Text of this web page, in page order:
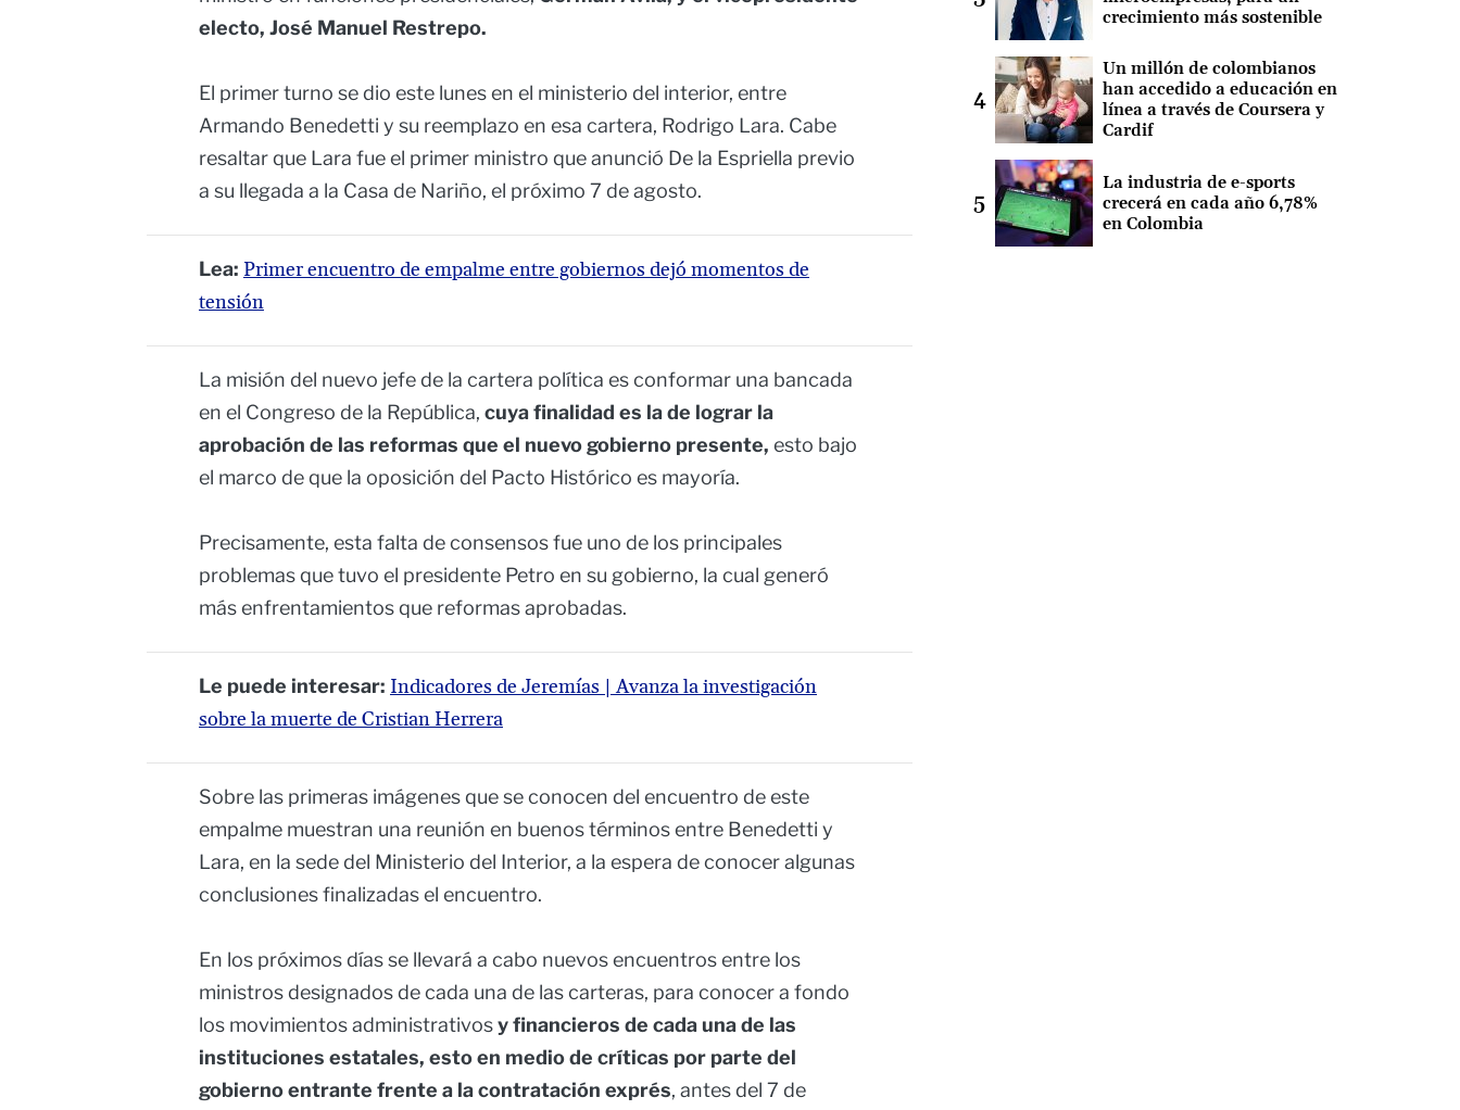
electo, José Manuel Restrepo.
El primer turno se dio este lunes en el ministerio del interior, entre
Armando Benedetti y su reemplazo en esa cartera, Rodrigo Lara. Cabe
resaltar que Lara fue el primer ministro que anunció De la Espriella previo
a su llegada a la Casa de Nariño, el próximo 7 de agosto.
Lea: Primer encuentro de empalme entre gobiernos dejó momentos de
tensión
La misión del nuevo jefe de la cartera política es conformar una bancada
en el Congreso de la República, cuya finalidad es la de lograr la
aprobación de las reformas que el nuevo gobierno presente, esto bajo
el marco de que la oposición del Pacto Histórico es mayoría.
Precisamente, esta falta de consensos fue uno de los principales
problemas que tuvo el presidente Petro en su gobierno, la cual generó
más enfrentamientos que reformas aprobadas.
Le puede interesar: Indicadores de Jeremías | Avanza la investigación
sobre la muerte de Cristian Herrera
Sobre las primeras imágenes que se conocen del encuentro de este
empalme muestran una reunión en buenos términos entre Benedetti y
Lara, en la sede del Ministerio del Interior, a la espera de conocer algunas
conclusiones finalizadas el encuentro.
En los próximos días se llevará a cabo nuevos encuentros entre los
ministros designados de cada una de las carteras, para conocer a fondo
los movimientos administrativosy financieros de cada una de las
instituciones estatales, esto en medio de críticas por parte del
gobierno entrante frente a la contratación exprés, antes del 7 de
crecimiento más sostenible
Un millón de colombianos
han accedido a educación en
línea a través de Coursera y
Cardif
La industria de e-sports
crecerá en cada año 6,78%
en Colombia